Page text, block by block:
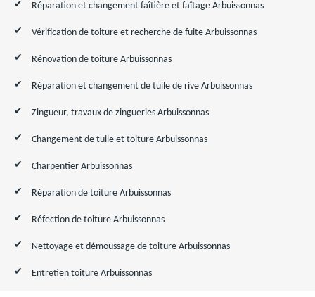
Réparation et changement faîtière et faîtage Arbuissonnas
Vérification de toiture et recherche de fuite Arbuissonnas
Rénovation de toiture Arbuissonnas
Réparation et changement de tuile de rive Arbuissonnas
Zingueur, travaux de zingueries Arbuissonnas
Changement de tuile et toiture Arbuissonnas
Charpentier Arbuissonnas
Réparation de toiture Arbuissonnas
Réfection de toiture Arbuissonnas
Nettoyage et démoussage de toiture Arbuissonnas
Entretien toiture Arbuissonnas